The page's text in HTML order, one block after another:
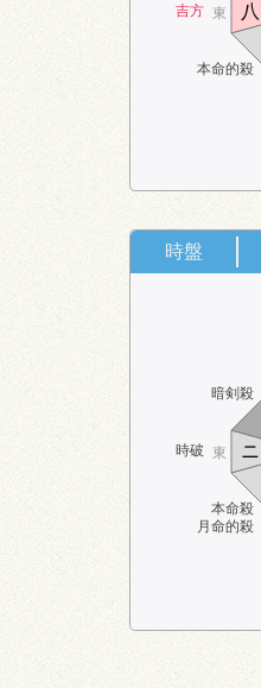
吉方
本命的殺
東
八
時盤
暗剣殺
時破
本命殺
月命的殺
東
ニ